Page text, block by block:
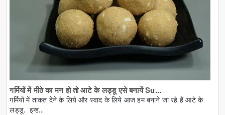
गर्मियों में मीठे का मन हो तो आटे के लड्डू एसे बनायें Su...
गर्मियों में ताकत देने के लिये और स्वाद के लिये आज हम बनाने जा रहे हैं आटे के
लड्डू. इन्ह...